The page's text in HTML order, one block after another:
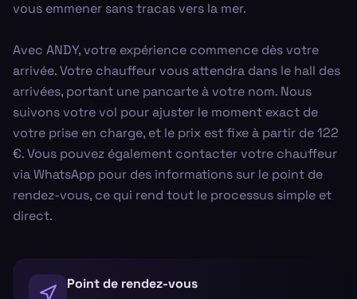
vous emmener sans tracas vers la mer.
Avec ANDY, votre expérience commence dès votre
arrivée. Votre chauffeur vous attendra dans le hall des
arrivées, portant une pancarte à votre nom. Nous
suivons votre vol pour ajuster le moment exact de
votre prise en charge, et le prix est fixe à partir de 122
€. Vous pouvez également contacter votre chauffeur
via WhatsApp pour des informations sur le point de
rendez-vous, ce qui rend tout le processus simple et
direct.
Point de rendez-vous